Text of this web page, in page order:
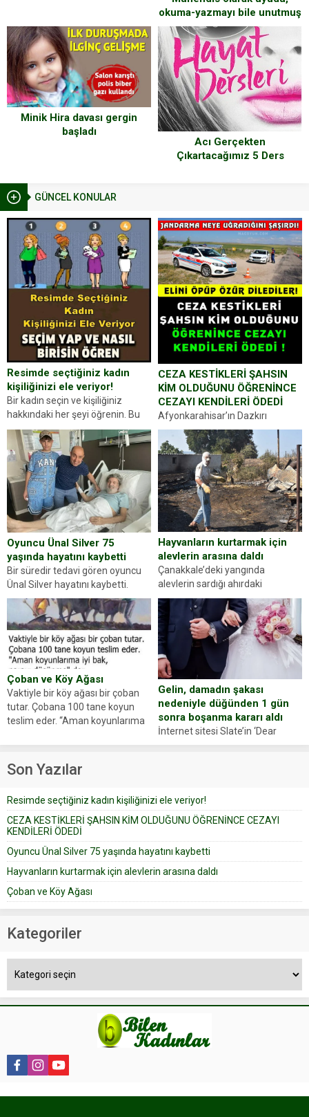
GÜNCEL KONULAR
Resimde seçtiğiniz kadın
kişiliğinizi ele veriyor!
Bir kadın seçin ve kişiliğiniz
hakkındaki her şeyi öğrenin. Bu
kez karşınıza oldukça farklı bir
kişilik testiyle çıkıyoruz. Resimde
gördüğünüz kadın figürlerinden
dikkatinizi en...
CEZA KESTİKLERİ ŞAHSIN
KİM OLDUĞUNU ÖĞRENİNCE
CEZAYI KENDİLERİ ÖDEDİ
Afyonkarahisar’ın Dazkırı
ilçesinde trafik uygulaması
yapan jandarma ekipleri
durdurdukları bir otomobilin
sürücüsünden ehliyet ve ruhsat
sorup belgelerini istedi. Sürücü
Abdurrahman Ö.nün verdiği
evraklarda eksik olduğunu...
Oyuncu Ünal Silver 75
yaşında hayatını kaybetti
Bir süredir tedavi gören oyuncu
Ünal Silver hayatını kaybetti.
Haberi, oyuncunun menajerlik
ajansı duyurdu. Renda Güner,
sosyal medya hesabında “Usta
Oyuncumuz ve çok değerli
dostumuz...
Hayvanların kurtarmak için
alevlerin arasına daldı
Çanakkale’deki yangında
alevlerin sardığı ahırdaki
hayvanlarını kurtarmak isteyen
Zeki Demir (66) ölümden döndü.
Yüzünde ve ellerinde yanıklar
oluşan Demir, kâbus dolu anları
anlattı… Merkeze bağlı...
Çoban ve Köy Ağası
Vaktiyle bir köy ağası bir çoban
tutar. Çobana 100 tane koyun
teslim eder. “Aman koyunlarıma
Çoban koyunları alır gider. Aylar...
Gelin, damadın şakası
nedeniyle düğünden 1 gün
sonra boşanma kararı aldı
İnternet sitesi Slate’in ‘Dear
Prudence’ isimli tavsiye köşesine
yapıştırdığı için düğünden...
Son Yazılar
Resimde seçtiğiniz kadın kişiliğinizi ele veriyor!
CEZA KESTİKLERİ ŞAHSIN KİM OLDUĞUNU ÖĞRENİNCE CEZAYI
KENDİLERİ ÖDEDİ
Oyuncu Ünal Silver 75 yaşında hayatını kaybetti
Hayvanların kurtarmak için alevlerin arasına daldı
Çoban ve Köy Ağası
Kategoriler
okuma-yazmayı bile unutmuş
şekilde uyandı
Minik Hira davası gergin
başladı
Acı Gerçekten
Çıkartacağımız 5 Ders